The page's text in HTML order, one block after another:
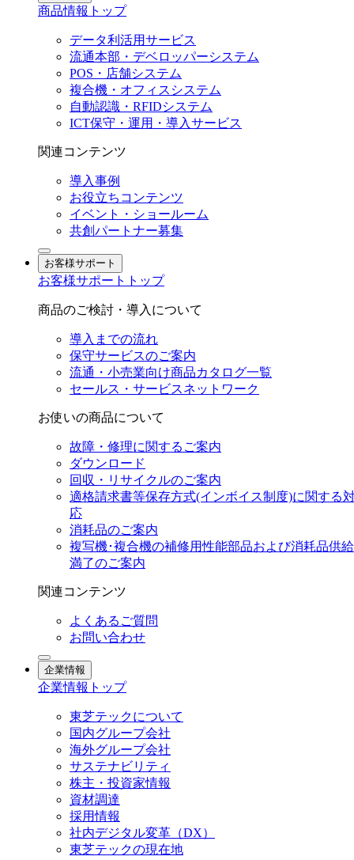
商品情報トップ
データ利活用サービス
流通本部・デベロッパーシステム
POS・店舗システム
複合機・オフィスシステム
自動認識・RFIDシステム
ICT保守・運用・導入サービス
関連コンテンツ
導入事例
お役立ちコンテンツ
イベント・ショールーム
共創パートナー募集
お客様サポート
お客様サポートトップ
商品のご検討・導入について
導入までの流れ
保守サービスのご案内
流通・小売業向け商品カタログ一覧
セールス・サービスネットワーク
お使いの商品について
故障・修理に関するご案内
ダウンロード
回収・リサイクルのご案内
適格請求書等保存方式(インボイス制度)に関する
応
消耗品のご案内
複写機･複合機の補修用性能部品および消耗品供給
満了のご案内
関連コンテンツ
よくあるご質問
お問い合わせ
企業情報
企業情報トップ
東芝テックについて
国内グループ会社
海外グループ会社
サステナビリティ
株主・投資家情報
資材調達
採用情報
社内デジタル変革（DX）
東芝テックの現在地